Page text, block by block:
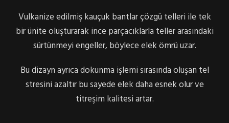
Vulkanize edilmiş kauçuk bantlar çözgü telleri ile tek
bir ünite oluşturarak ince parçacıklarla teller arasındaki
sürtünmeyi engeller, böylece elek ömrü uzar.
Bu dizayn ayrıca dokunma işlemi sırasında oluşan tel
stresini azaltır bu sayede elek daha esnek olur ve
titreşim kalitesi artar.